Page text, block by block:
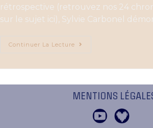
rétrospective (retrouvez nos 24
sur le sujet ici), Sylvie Carbonel
Continuer La Lecture
MENTIONS